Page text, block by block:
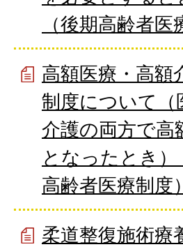
（後期高齢者医
高額医療・高額
制度について（
介護の両方で高
となったとき）
高齢者医療制度）
柔道整復施術療